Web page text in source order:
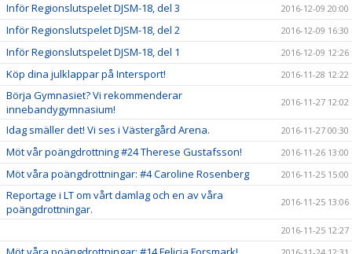
Inför Regionslutspelet DJSM-18, del 3 2016-12-09 20:00
Inför Regionslutspelet DJSM-18, del 2 2016-12-09 16:30
Inför Regionslutspelet DJSM-18, del 1 2016-12-09 12:26
Köp dina julklappar på Intersport! 2016-11-28 12:22
Börja Gymnasiet? Vi rekommenderar
innebandygymnasium!
2016-11-27 12:02
Idag smäller det! Vi ses i Västergård Arena. 2016-11-27 00:30
Möt vår poängdrottning #24 Therese Gustafsson! 2016-11-26 13:00
Möt våra poängdrottningar: #4 Caroline Rosenberg 2016-11-25 15:00
Reportage i LT om vårt damlag och en av våra
poängdrottningar.
2016-11-25 13:06
2016-11-25 12:27